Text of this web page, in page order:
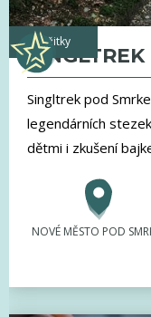
zážitky
Singltrek pod
legendárních
dětmi i zkušení
NOVÉ MĚSTO POD